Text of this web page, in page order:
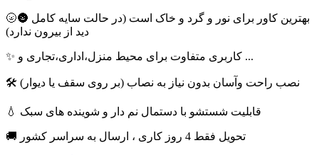
🌝🌚 بهترین کاور برای نور و گرد و خاک است (در حالت سایه کامل
دید از بیرون ندارد)
✨ کاربری متفاوت برای محیط منزل،اداری،تجاری و ...
🛠 نصب راحت وآسان بدون نیاز به نصاب (بر روی سقف یا دیوار)
💧 قابلیت شستشو با دستمال نم دار و شوینده های سبک
🚚 تحویل فقط 4 روز کاری ، ارسال به سراسر کشور